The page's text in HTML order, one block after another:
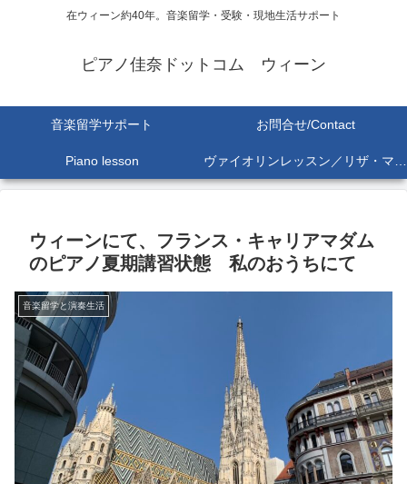
在ウィーン約40年。音楽留学・受験・現地生活サポート
ピアノ佳奈ドットコム ウィーン
音楽留学サポート お問合せ/Contact
Piano lesson ヴァイオリンレッスン／リザ・マリア Lisa-Maria SEKINE
ウィーンにて、フランス・キャリアマダム
のピアノ夏期講習状態 私のおうちにて
音楽留学と演奏生活